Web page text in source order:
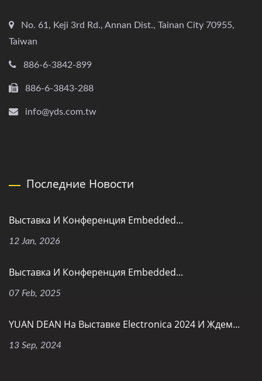
No. 61, Keji 3rd Rd., Annan Dist., Tainan City 70955,
Taiwan
886-6-3842-899
886-6-3843-288
info@yds.com.tw
Последние Новости
Выставка И Конференция Embedded...
12 Jan, 2026
Выставка И Конференция Embedded...
07 Feb, 2025
YUAN DEAN На Выставке Electronica 2024 И Ждем...
13 Sep, 2024